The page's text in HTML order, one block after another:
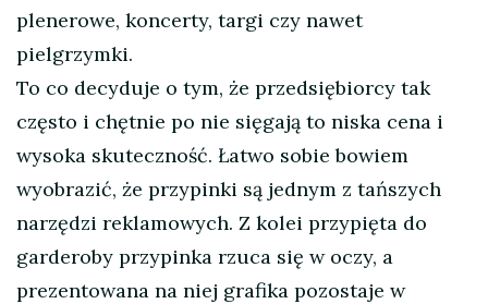
plenerowe, koncerty, targi czy nawet
pielgrzymki.
To co decyduje o tym, że przedsiębiorcy tak
często i chętnie po nie sięgają to niska cena i
wysoka skuteczność. Łatwo sobie bowiem
wyobrazić, że przypinki są jednym z tańszych
narzędzi reklamowych. Z kolei przypięta do
garderoby przypinka rzuca się w oczy, a
prezentowana na niej grafika pozostaje w